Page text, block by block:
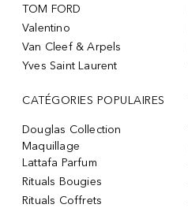
TOM FORD
Valentino
Van Cleef & Arpels
Yves Saint Laurent
CATÉGORIES POPULAIRES
Douglas Collection
Maquillage
Lattafa Parfum
Rituals Bougies
Rituals Coffrets